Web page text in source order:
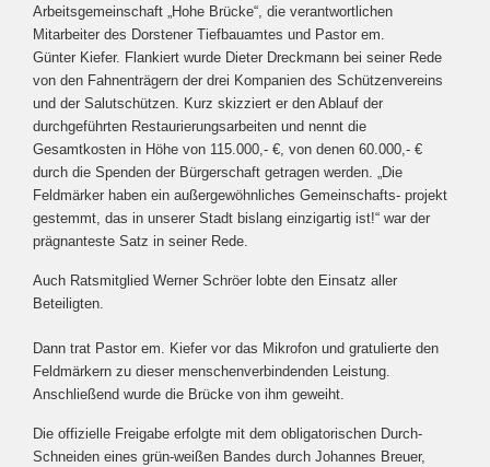
Arbeitsgemeinschaft „Hohe Brücke“, die verantwortlichen
Mitarbeiter des Dorstener Tiefbauamtes und Pastor em.
Günter Kiefer. Flankiert wurde Dieter Dreckmann bei seiner Rede
von den Fahnenträgern der drei Kompanien des Schützenvereins
und der Salutschützen. Kurz skizziert er den Ablauf der
durchgeführten Restaurierungsarbeiten und nennt die
Gesamtkosten in Höhe von 115.000,- €, von denen 60.000,- €
durch die Spenden der Bürgerschaft getragen werden. „Die
Feldmärker haben ein außergewöhnliches Gemeinschafts- projekt
gestemmt, das in unserer Stadt bislang einzigartig ist!“ war der
prägnanteste Satz in seiner Rede.
Auch Ratsmitglied Werner Schröer lobte den Einsatz aller
Beteiligten.
Dann trat Pastor em. Kiefer vor das Mikrofon und gratulierte den
Feldmärkern zu dieser menschenverbindenden Leistung.
Anschließend wurde die Brücke von ihm geweiht.
Die offizielle Freigabe erfolgte mit dem obligatorischen Durch-
Schneiden eines grün-weißen Bandes durch Johannes Breuer,